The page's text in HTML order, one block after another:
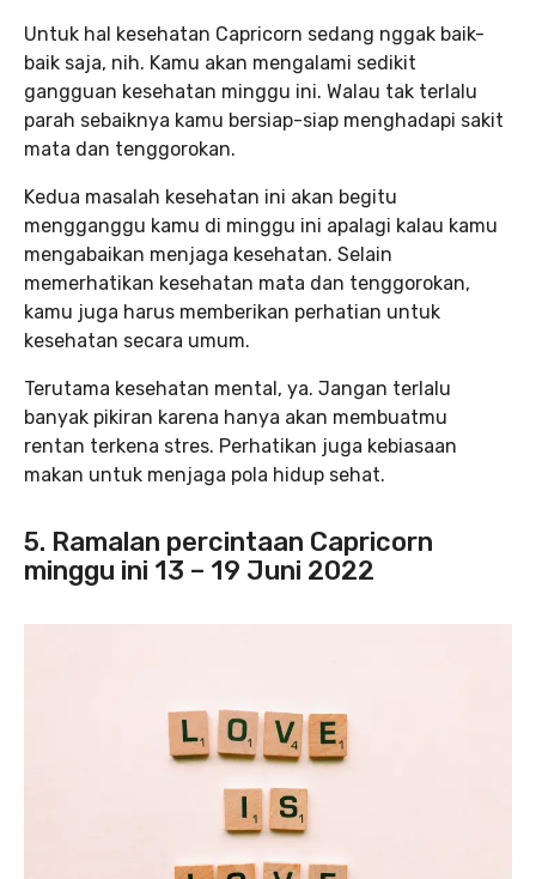
Untuk hal kesehatan Capricorn sedang nggak baik-
baik saja, nih. Kamu akan mengalami sedikit
gangguan kesehatan minggu ini. Walau tak terlalu
parah sebaiknya kamu bersiap-siap menghadapi sakit
mata dan tenggorokan.
Kedua masalah kesehatan ini akan begitu
mengganggu kamu di minggu ini apalagi kalau kamu
mengabaikan menjaga kesehatan. Selain
memerhatikan kesehatan mata dan tenggorokan,
kamu juga harus memberikan perhatian untuk
kesehatan secara umum.
Terutama kesehatan mental, ya. Jangan terlalu
banyak pikiran karena hanya akan membuatmu
rentan terkena stres. Perhatikan juga kebiasaan
makan untuk menjaga pola hidup sehat.
5. Ramalan percintaan Capricorn
minggu ini 13 – 19 Juni 2022